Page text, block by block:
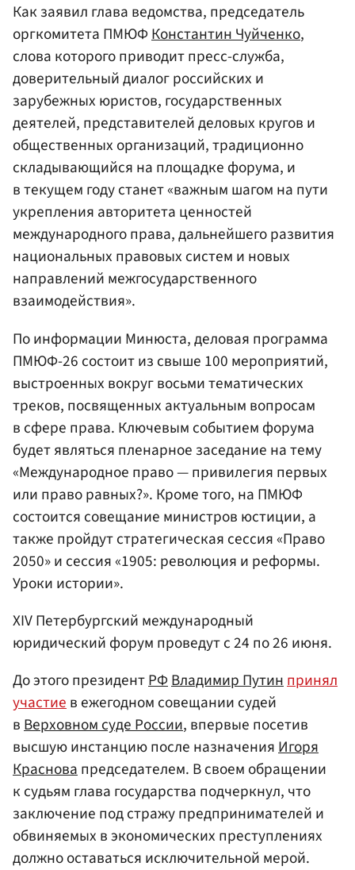
Как заявил глава ведомства, председатель
оргкомитета ПМЮФКонстантин Чуйченко,
слова которого приводит пресс-служба,
доверительный диалог российских и
зарубежных юристов, государственных
деятелей, представителей деловых кругов и
общественных организаций, традиционно
складывающийся на площадке форума, и
в текущем году станет «важным шагом на пути
укрепления авторитета ценностей
международного права, дальнейшего развития
национальных правовых систем и новых
направлений межгосударственного
взаимодействия».
По информации Минюста, деловая программа
ПМЮФ-26 состоит из свыше 100 мероприятий,
выстроенных вокруг восьми тематических
треков, посвященных актуальным вопросам
в сфере права. Ключевым событием форума
будет являться пленарное заседание на тему
«Международное право — привилегия первых
или право равных?». Кроме того, на ПМЮФ
состоится совещание министров юстиции, а
также пройдут стратегическая сессия «Право
2050» и сессия «1905: революция и реформы.
Уроки истории».
XIV Петербургский международный
юридический форум проведут с 24 по 26 июня.
До этого президентРФВладимир Путинпринял
участиев ежегодном совещании судей
вВерховном суде России, впервые посетив
высшую инстанцию после назначенияИгоря
Красновапредседателем. В своем обращении
к судьям глава государства подчеркнул, что
заключение под стражу предпринимателей и
обвиняемых в экономических преступлениях
должно оставаться исключительной мерой.